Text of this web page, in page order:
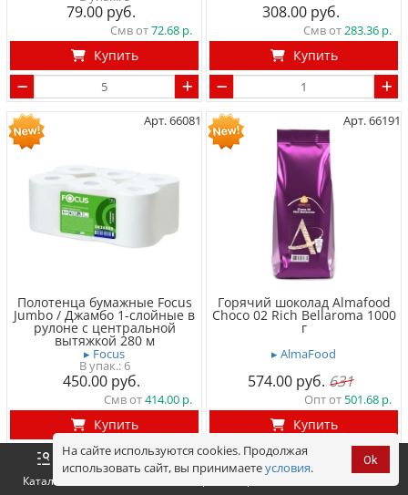
79.00
Смв от72.68
Купить
308.00
Смв от283.36
Купить
Арт. 66081
Полотенца бумажные Focus
Jumbo / Джамбо 1-слойные в
рулоне с центральной
вытяжкой 280 м
▸ Focus
6
450.00
Смв от414.00
Купить
Арт. 66191
Горячий шоколад Almafood
Choco 02 Rich Bellaroma 1000
г
▸ AlmaFood
574.00 631
Опт от 501.68
Купить
Арт. 66126 Арт. 22804
Каталог Корзина
Оформить
На сайте используются cookies. Продолжая
использовать сайт, вы принимаетеусловия. Ok